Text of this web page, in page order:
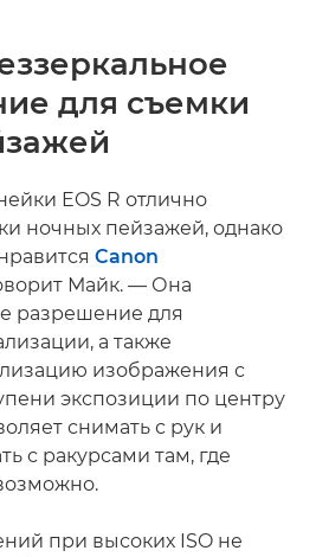
для съемки
EOS R отлично
ночных пейзажей, однако
Canon
Майк. — Она
разрешение для
а также
изображения с
экспозиции по центру
снимать с рук и
с ракурсами там, где
при высоких ISO не